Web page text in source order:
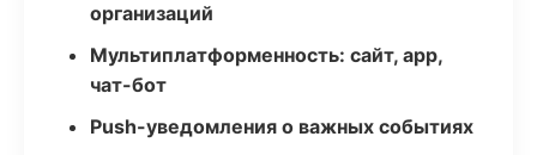
организаций
Мультиплатформенность: сайт, app,
чат-бот
Push-уведомления о важных событиях